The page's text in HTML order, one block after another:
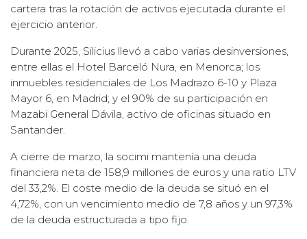
cartera tras la rotación de activos ejecutada durante el
ejercicio anterior.
Durante 2025, Silicius llevó a cabo varias desinversiones,
entre ellas el Hotel Barceló Nura, en Menorca; los
inmuebles residenciales de Los Madrazo 6-10 y Plaza
Mayor 6, en Madrid; y el 90% de su participación en
Mazabi General Dávila, activo de oficinas situado en
Santander.
A cierre de marzo, la socimi mantenía una deuda
financiera neta de 158,9 millones de euros y una ratio LTV
del 33,2%. El coste medio de la deuda se situó en el
4,72%, con un vencimiento medio de 7,8 años y un 97,3%
de la deuda estructurada a tipo fijo.